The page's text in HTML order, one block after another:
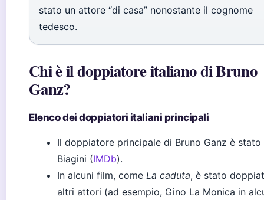
stato un attore “di casa” nonostante il cognome
tedesco.
Chi è il doppiatore italiano di Bruno
Ganz?
Elenco dei doppiatori italiani principali
Il doppiatore principale di Bruno Ganz è stato
Biagini (IMDb).
In alcuni film, come La caduta, è stato
altri attori (ad esempio, Gino La Monica in